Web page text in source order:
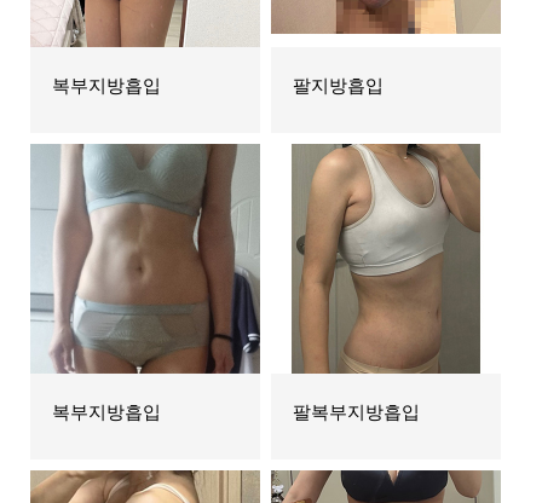
복부지방흡입 팔지방흡입
복부지방흡입 팔복부지방흡입